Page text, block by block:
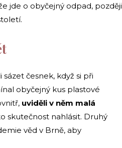
jde o obyčejný odpad, později
česnek, když si při
obyčejný kus plastové
uviděli v něm malá
skutečnost nahlásit. Druhý
věd v Brně, aby